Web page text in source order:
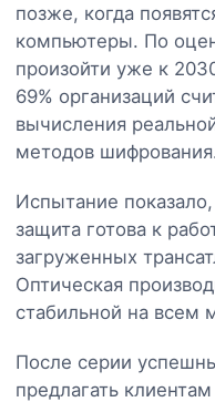
позже, когда
компьютеры. По
произойти уже к
69% организаций
вычисления
методов
Испытание
защита готова к
загруженных
Оптическая
стабильной на всем
После серии
предлагать